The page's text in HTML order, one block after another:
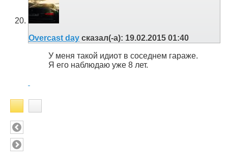
Overcast day сказал(-а): 19.02.2015 01:40
У меня такой идиот в соседнем гараже.
Я его наблюдаю уже 8 лет.